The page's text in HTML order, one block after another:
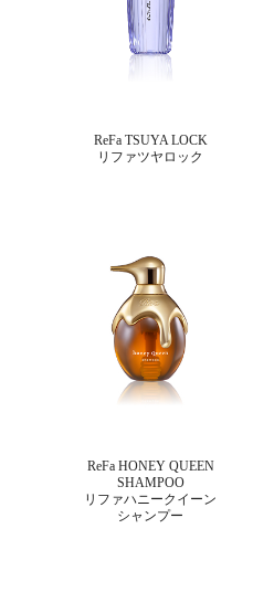
ReFa TSUYA LOCK
リファツヤロック
ReFa HONEY QUEEN
SHAMPOO
リファハニークイーン
シャンプー